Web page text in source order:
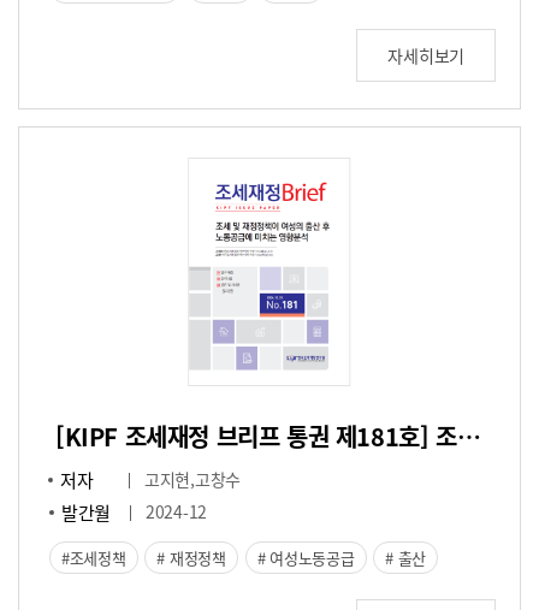
자세히보기
[KIPF 조세재정 브리프 통권 제181호] 조세 및 재정정책이 여성의 출산 후 노동공급에 미치는 영향분석
저자 고지현,고창수
발간월 2024-12
조세정책 재정정책 여성노동공급 출산